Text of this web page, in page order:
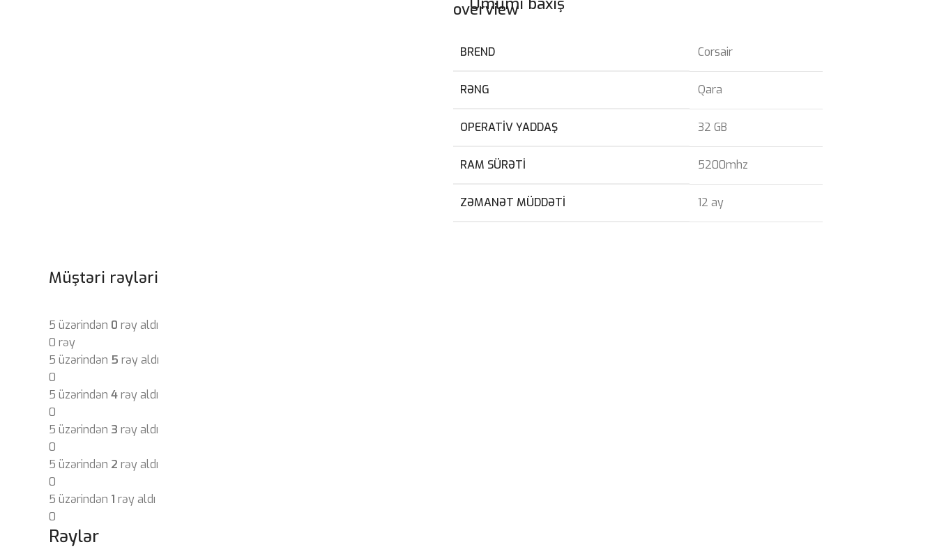
BREND Corsair
RƏNG Qara
OPERATIV YADDAŞ 32 GB
RAM SÜRƏTI 5200mhz
ZƏMANƏT MÜDDƏTI 12 ay
Müştəri rəyləri
5 üzərindən 0 rəy aldı
0 rəy
5 üzərindən 5 rəy aldı
0
5 üzərindən 4rəy aldı
0
5 üzərindən 3 rəy aldı
0
5 üzərindən 2 rəy aldı
0
5 üzərindən 1 rəy aldı
0
Rəylər